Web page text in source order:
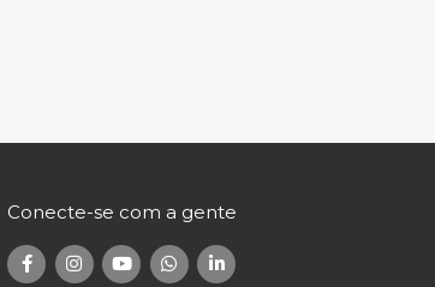
Conecte-se com a gente